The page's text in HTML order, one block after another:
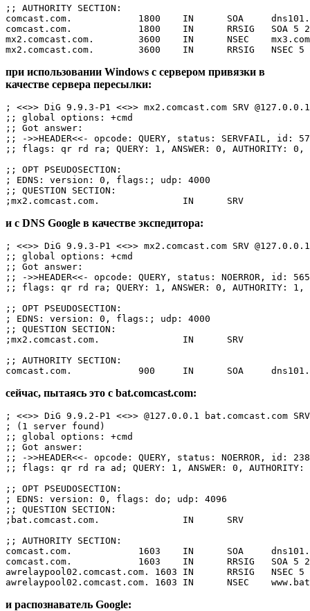
;; AUTHORITY SECTION:
comcast.com.            1800    IN      SOA
comcast.com.            1800    IN      RRSIG   SOA 5 2 3600
mx2.comcast.com.        3600    IN      NSEC
при использовании Windows с сервером привязки в
качестве сервера пересылки:
; <<>> DiG 9.9.3-P1 <<>> mx2.comcast.com SRV @127.0.0.1
;; global options: +cmd
;; Got answer:
;; ->>HEADER<<- opcode: QUERY, status: SERVFAIL, id:
;; flags: qr rd ra; QUERY: 1, ANSWER: 0, AUTHORITY: 0,
;; OPT PSEUDOSECTION:
; EDNS: version: 0, flags:; udp: 4000
;; QUESTION SECTION:
и с DNS Google в качестве экспедитора:
; <<>> DiG 9.9.3-P1 <<>> mx2.comcast.com SRV @127.0.0.1
;; global options: +cmd
;; Got answer:
;; ->>HEADER<<- opcode: QUERY, status: NOERROR, id:
;; flags: qr rd ra; QUERY: 1, ANSWER: 0, AUTHORITY: 1,
;; OPT PSEUDOSECTION:
; EDNS: version: 0, flags:; udp: 4000
;; QUESTION SECTION:
;mx2.comcast.com.               IN      SRV
;; AUTHORITY SECTION:
сейчас, пытаясь это с bat.comcast.com:
; <<>> DiG 9.9.2-P1 <<>> @127.0.0.1 bat.comcast.com
; (1 server found)
;; global options: +cmd
;; Got answer:
;; ->>HEADER<<- opcode: QUERY, status: NOERROR, id:
;; flags: qr rd ra ad; QUERY: 1, ANSWER: 0, AUTHORITY:
;; OPT PSEUDOSECTION:
; EDNS: version: 0, flags: do; udp: 4096
;; QUESTION SECTION:
;bat.comcast.com.               IN      SRV
;; AUTHORITY SECTION:
comcast.com.            1603    IN      SOA
comcast.com.            1603    IN      RRSIG   SOA 5 2 3600
awrelaypool02.comcast.com. 1603 IN      RRSIG   NSEC 5 3
и распознаватель Google: